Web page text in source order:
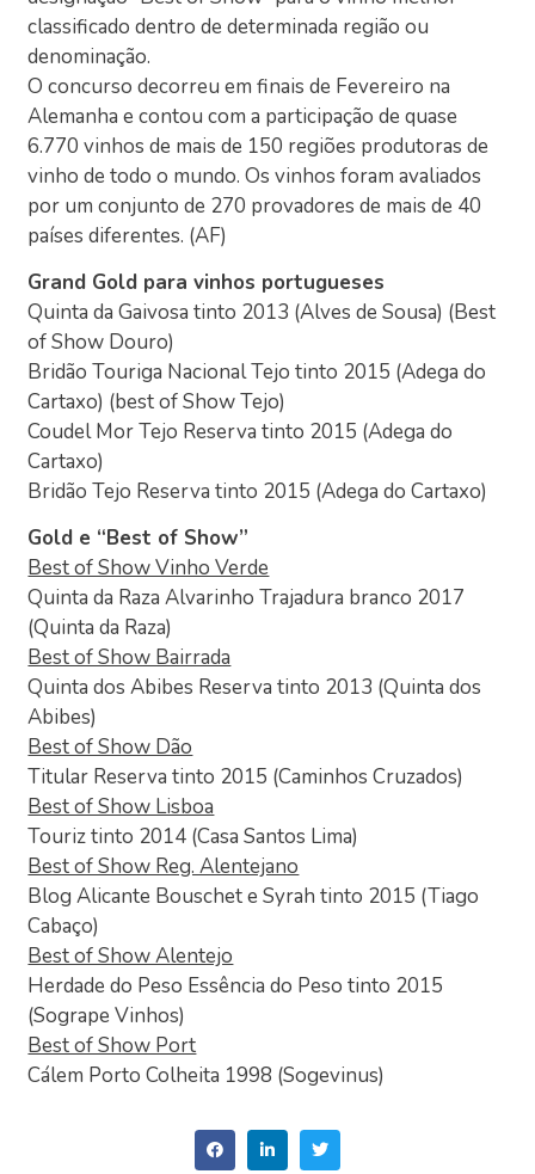
classificado dentro de determinada região ou
denominação.
O concurso decorreu em finais de Fevereiro na
Alemanha e contou com a participação de quase
6.770 vinhos de mais de 150 regiões produtoras de
vinho de todo o mundo. Os vinhos foram avaliados
por um conjunto de 270 provadores de mais de 40
países diferentes. (AF)
Grand Gold para vinhos portugueses
Quinta da Gaivosa tinto 2013 (Alves de Sousa) (Best
of Show Douro)
Bridão Touriga Nacional Tejo tinto 2015 (Adega do
Cartaxo) (best of Show Tejo)
Coudel Mor Tejo Reserva tinto 2015 (Adega do
Cartaxo)
Bridão Tejo Reserva tinto 2015 (Adega do Cartaxo)
Gold e “Best of Show”
Best of Show Vinho Verde
Quinta da Raza Alvarinho Trajadura branco 2017
(Quinta da Raza)
Best of Show Bairrada
Quinta dos Abibes Reserva tinto 2013 (Quinta dos
Abibes)
Best of Show Dão
Titular Reserva tinto 2015 (Caminhos Cruzados)
Best of Show Lisboa
Touriz tinto 2014 (Casa Santos Lima)
Best of Show Reg. Alentejano
Blog Alicante Bouschet e Syrah tinto 2015 (Tiago
Cabaço)
Best of Show Alentejo
Herdade do Peso Essência do Peso tinto 2015
(Sogrape Vinhos)
Best of Show Port
Cálem Porto Colheita 1998 (Sogevinus)